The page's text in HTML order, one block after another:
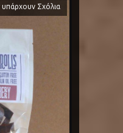
υπάρχουν Σχόλια